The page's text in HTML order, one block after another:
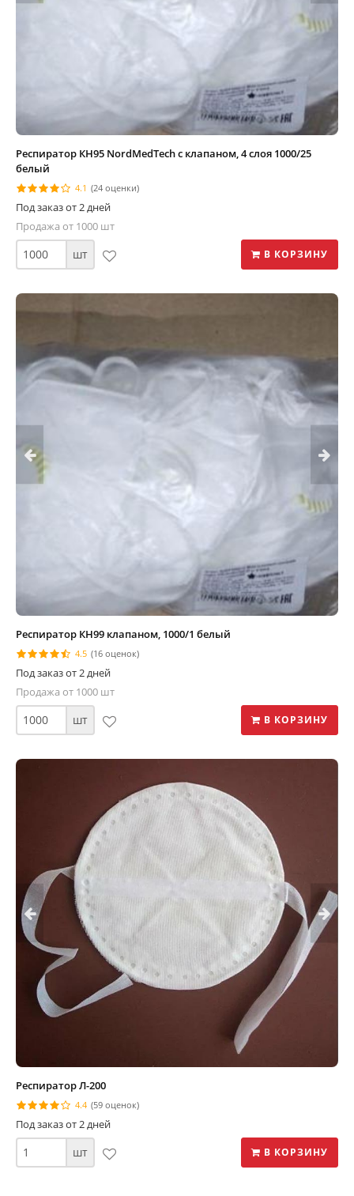
Респиратор КН95 NordMedTech с клапаном, 4 слоя 1000/25
белый
4.1 (24 оценки)
Под заказ от 2 дней
Продажа от 1000 шт
шт В КОРЗИНУ
Респиратор КН99 клапаном, 1000/1 белый
4.5 (16 оценок)
Под заказ от 2 дней
Продажа от 1000 шт
шт В КОРЗИНУ
Респиратор Л-200
4.4 (59 оценок)
Под заказ от 2 дней
шт В КОРЗИНУ